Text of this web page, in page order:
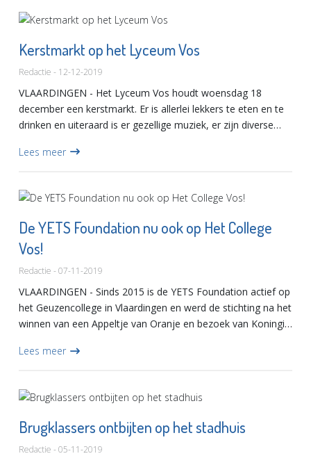
Kerstmarkt op het Lyceum Vos
Redactie - 12-12-2019
VLAARDINGEN - Het Lyceum Vos houdt woensdag 18
december een kerstmarkt. Er is allerlei lekkers te eten en te
drinken en uiteraard is er gezellige muziek, er zijn diverse
Lees meer
De YETS Foundation nu ook op Het College
Vos!
Redactie - 07-11-2019
VLAARDINGEN - Sinds 2015 is de YETS Foundation actief op
het Geuzencollege in Vlaardingen en werd de stichting na het
winnen van een Appeltje van Oranje en bezoek van Koningin
Lees meer
Brugklassers ontbijten op het stadhuis
Redactie - 05-11-2019